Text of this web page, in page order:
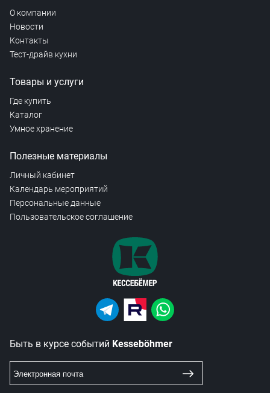
О компании
Новости
Контакты
Тест-драйв кухни
Товары и услуги
Где купить
Каталог
Умное хранение
Полезные материалы
Личный кабинет
Календарь мероприятий
Персональные данные
Пользовательское соглашение
Быть в курсе событий Kesseböhmer